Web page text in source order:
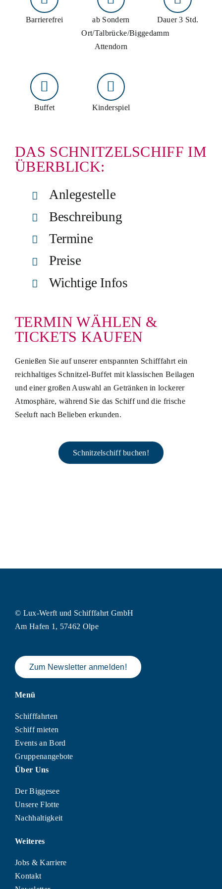
Barrierefrei
ab Sondern
Ort/Talbrücke/Biggedamm
Attendorn
Dauer 3 Std.
Buffet Kinderspiel
DAS SCHNITZELSCHIFF IM
ÜBERBLICK:
Anlegestelle
Beschreibung
Termine
Preise
Wichtige Infos
TERMIN WÄHLEN &
TICKETS KAUFEN
Genießen Sie auf unserer entspannten Schifffahrt ein
reichhaltiges Schnitzel-Buffet mit klassischen Beilagen
und einer großen Auswahl an Getränken in lockerer
Atmosphäre, während Sie das Schiff und die frische
Seeluft nach Belieben erkunden.
Schnitzelschiff buchen!
© Lux-Werft und Schifffahrt GmbH
Am Hafen 1, 57462 Olpe
Zum Newsletter anmelden!
Menü
Schifffahrten
Schiff mieten
Events an Bord
Gruppenangebote
Über Uns
Der Biggesee
Unsere Flotte
Nachhaltigkeit
Weiteres
Jobs & Karriere
Kontakt
Schifffahrten
Gruppenangebote
Planung & Service
Hotline: 02761 96590
E-Mail: info@biggesee.de
Anfahrt: Anleger, Parken & Barrierefreiheit